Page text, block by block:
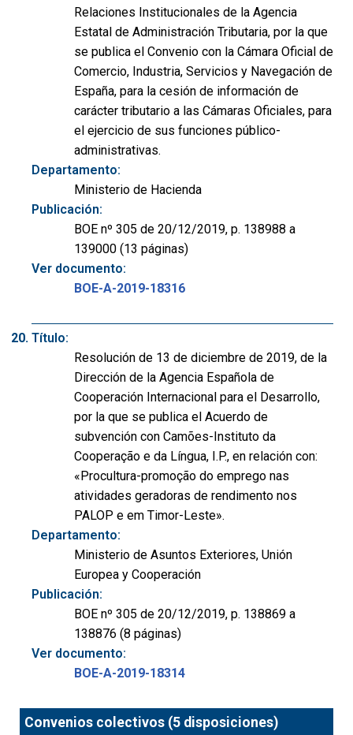
Relaciones Institucionales de la Agencia
Estatal de Administración Tributaria, por la que
se publica el Convenio con la Cámara Oficial de
Comercio, Industria, Servicios y Navegación de
España, para la cesión de información de
carácter tributario a las Cámaras Oficiales, para
el ejercicio de sus funciones público-
administrativas.
Departamento:
Ministerio de Hacienda
Publicación:
BOE nº 305 de 20/12/2019, p. 138988 a
139000 (13 páginas)
Ver documento:
BOE-A-2019-18316
Título:
Resolución de 13 de diciembre de 2019, de la
Dirección de la Agencia Española de
Cooperación Internacional para el Desarrollo,
por la que se publica el Acuerdo de
subvención con Camões-Instituto da
Cooperação e da Língua, I.P., en relación con:
«Procultura-promoção do emprego nas
atividades geradoras de rendimento nos
PALOP e em Timor-Leste».
Departamento:
Ministerio de Asuntos Exteriores, Unión
Europea y Cooperación
Publicación:
BOE nº 305 de 20/12/2019, p. 138869 a
138876 (8 páginas)
Ver documento:
BOE-A-2019-18314
Convenios colectivos (5 disposiciones)